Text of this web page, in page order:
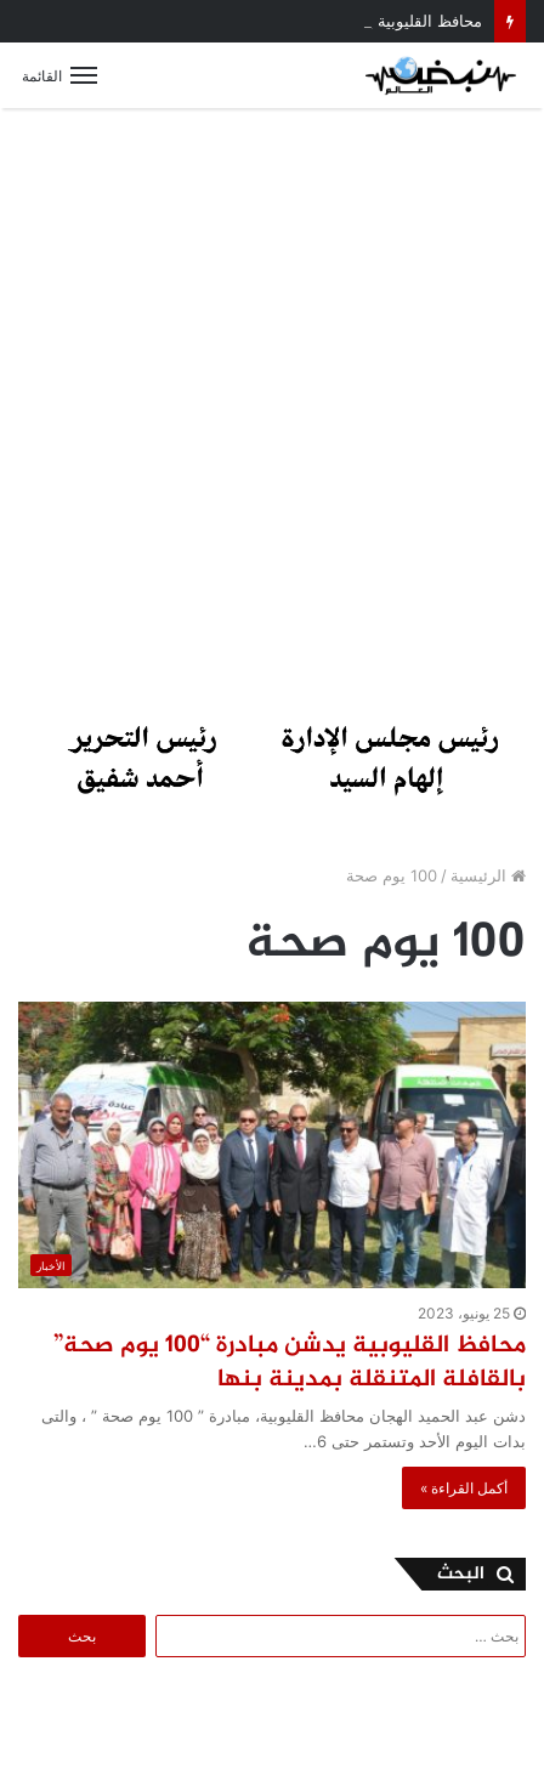
القائمة
الرئيسية / 100 يوم صحة
100 يوم صحة
الأخبار
25 يونيو، 2023
محافظ القليوبية يدشن مبادرة “100 يوم صحة”
بالقافلة المتنقلة بمدينة بنها
دشن عبد الحميد الهجان محافظ القليوبية، مبادرة ” 100 يوم صحة ” ، والتى
بدات اليوم الأحد وتستمر حتى 6…
أكمل القراءة »
البحث
عن: